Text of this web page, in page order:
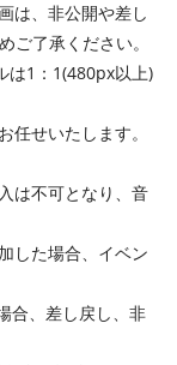
は、非公開や差し
ご了承ください。
は1：1(480px以上)
任せいたします。
は不可となり、音
した場合、イベン
合、差し戻し、非